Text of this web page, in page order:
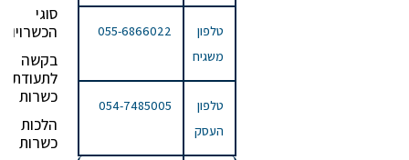
סוגי
הכשרויות
בקשה
לתעודת
כשרות
הלכות
כשרות
טלפון
משגיח
055-6866022
טלפון
העסק
054-7485005